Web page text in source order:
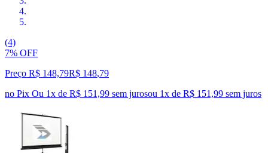
(4)
7% OFF
Preço R$ 148,79R$ 148,79
no Pix Ou 1x de R$ 151,99 sem jurosou 1x de R$ 151,99 sem juros